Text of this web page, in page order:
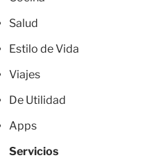
Salud
Estilo de Vida
Viajes
De Utilidad
Apps
Servicios